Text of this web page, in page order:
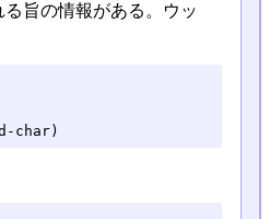
る旨の情報がある。ウッ
char)